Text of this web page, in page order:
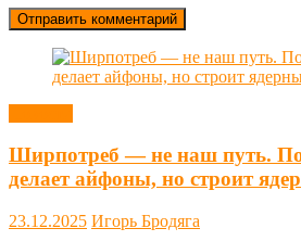
Ширпотреб — не наш путь.
делает айфоны, но строит
23.12.2025 Игорь Бродяга